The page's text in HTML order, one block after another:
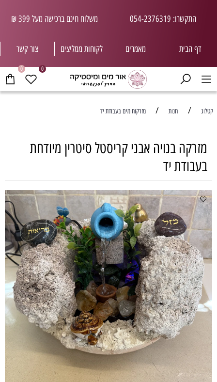
התקשרו: 054-2376319 משלוח חינם ברכישה מעל 399 ₪
דף הבית מאמרים לקוחות ממליצים צור קשר
0 0
קטלוג / חנות / מזרקות מים בעבודת יד
מזרקה בנויה אבני קריסטל סיטרין מיודחת
בעבודת יד